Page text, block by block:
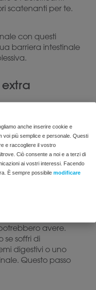
anche inserire cookie e
voi più semplice e personale. Questi
e raccogliere il vostro
Ciò consente a noi e a terzi di
ai vostri interessi. Facendo
È sempre possibile modificare
scatenanti per te.
con questi
barriera intestinale
sulle esigenze
avere.
se soffri di
digestivi o uno
Questo passo